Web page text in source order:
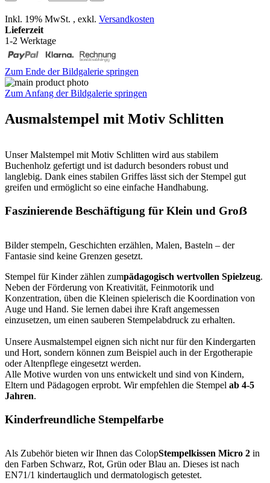
Inkl. 19% MwSt. , exkl. Versandkosten
Lieferzeit
1-2 Werktage
Zum Ende der Bildgalerie springen
Zum Anfang der Bildgalerie springen
Ausmalstempel mit Motiv Schlitten
Unser Malstempel mit Motiv Schlitten wird aus stabilem
Buchenholz gefertigt und ist dadurch besonders robust und
langlebig. Dank eines stabilen Griffes lässt sich der Stempel gut
greifen und ermöglicht so eine einfache Handhabung.
Faszinierende Beschäftigung für Klein und Groẞ
Bilder stempeln, Geschichten erzählen, Malen, Basteln – der
Fantasie sind keine Grenzen gesetzt.
Stempel für Kinder zählen zumpädagogisch wertvollen Spielzeug.
Neben der Förderung von Kreativität, Feinmotorik und
Konzentration, üben die Kleinen spielerisch die Koordination von
Auge und Hand. Sie lernen dabei ihre Kraft angemessen
einzusetzen, um einen sauberen Stempelabdruck zu erhalten.
Unsere Ausmalstempel eignen sich nicht nur für den Kindergarten
und Hort, sondern können zum Beispiel auch in der Ergotherapie
oder Altenpflege eingesetzt werden.
Alle Motive wurden von uns entwickelt und sind von Kindern,
Eltern und Pädagogen erprobt. Wir empfehlen die Stempel ab 4-5
Jahren.
Kinderfreundliche Stempelfarbe
Als Zubehör bieten wir Ihnen das ColopStempelkissen Micro 2 in
den Farben Schwarz, Rot, Grün oder Blau an. Dieses ist nach
EN71/1 kindertauglich und dermatologisch getestet.